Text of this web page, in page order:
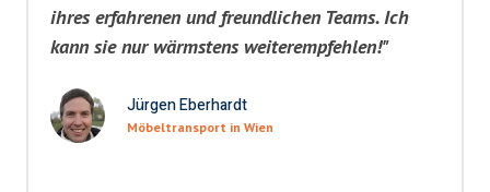
ihres erfahrenen und freundlichen Teams. Ich
kann sie nur wärmstens weiterempfehlen!"
Jürgen Eberhardt
Möbeltransport in Wien